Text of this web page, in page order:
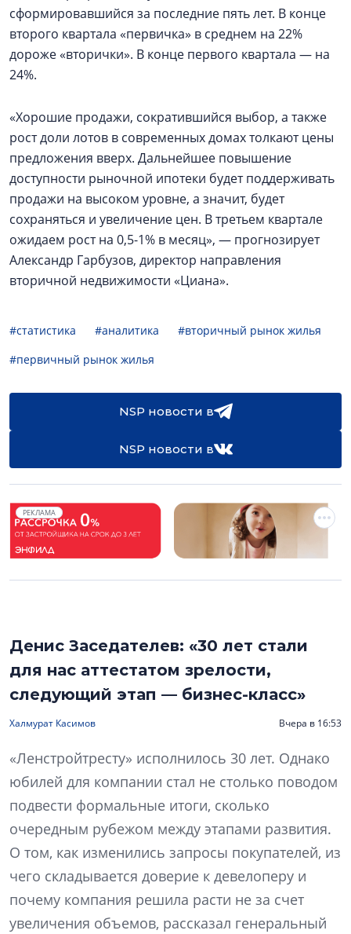
сформировавшийся за последние пять лет. В конце
второго квартала «первичка» в среднем на 22%
дороже «вторички». В конце первого квартала — на
24%.
«Хорошие продажи, сократившийся выбор, а также
рост доли лотов в современных домах толкают цены
предложения вверх. Дальнейшее повышение
доступности рыночной ипотеки будет поддерживать
продажи на высоком уровне, а значит, будет
сохраняться и увеличение цен. В третьем квартале
ожидаем рост на 0,5-1% в месяц», — прогнозирует
Александр Гарбузов, директор направления
вторичной недвижимости «Циана».
#статистика #аналитика
#вторичный рынок жилья
#первичный рынок жилья
NSP новости в
NSP новости в
РЕКЛАМА
Денис Заседателев: «30 лет стали
для нас аттестатом зрелости,
следующий этап — бизнес-класс»
Халмурат Касимов Вчера в 16:53
«Ленстройтресту» исполнилось 30 лет. Однако
юбилей для компании стал не столько поводом
подвести формальные итоги, сколько
очередным рубежом между этапами развития.
О том, как изменились запросы покупателей, из
чего складывается доверие к девелоперу и
почему компания решила расти не за счет
увеличения объемов, рассказал генеральный